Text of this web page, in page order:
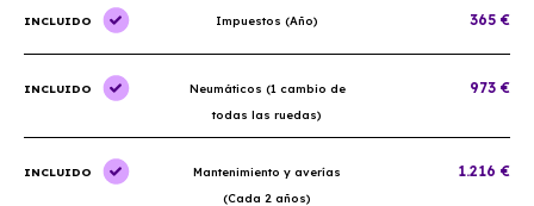
INCLUIDO Impuestos (Año) 365 €
INCLUIDO
Neumáticos (1 cambio de
todas las ruedas)
973 €
INCLUIDO
Mantenimiento y averías
(Cada 2 años)
1.216 €